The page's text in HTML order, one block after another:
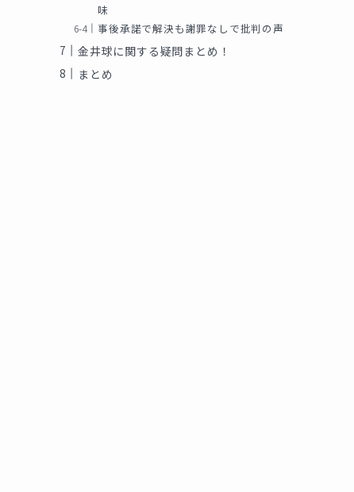
味
事後承諾で解決も謝罪なしで批判の声
金井球に関する疑問まとめ！
まとめ